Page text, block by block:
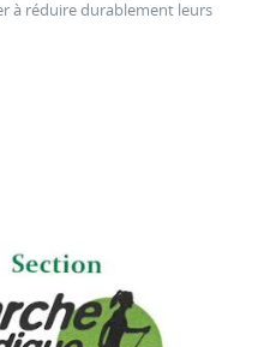
à réduire durablement leurs